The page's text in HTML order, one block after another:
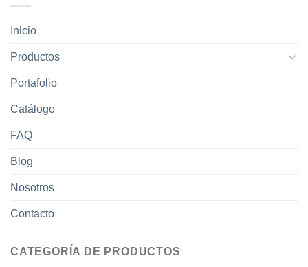
Inicio
Productos
Portafolio
Catálogo
FAQ
Blog
Nosotros
Contacto
CATEGORÍA DE PRODUCTOS